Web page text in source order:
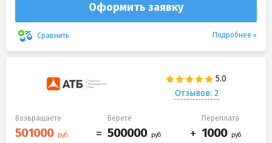
Оформить заявку
Сравнить Подробнее
Отзывов: 2
Возвращаете Берете Переплата